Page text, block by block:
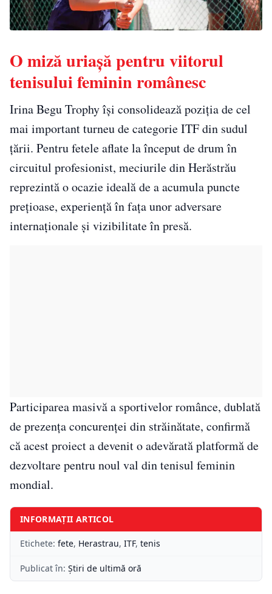
O miză uriașă pentru viitorul
tenisului feminin românesc
Irina Begu Trophy își consolidează poziția de cel
mai important turneu de categorie ITF din sudul
țării. Pentru fetele aflate la început de drum în
circuitul profesionist, meciurile din Herăstrău
reprezintă o ocazie ideală de a acumula puncte
prețioase, experiență în fața unor adversare
internaționale și vizibilitate în presă.
Participarea masivă a sportivelor românce, dublată
de prezența concurenței din străinătate, confirmă
că acest proiect a devenit o adevărată platformă de
dezvoltare pentru noul val din tenisul feminin
mondial.
INFORMAȚII ARTICOL
Etichete: fete, Herastrau, ITF, tenis
Publicat în: Știri de ultimă oră